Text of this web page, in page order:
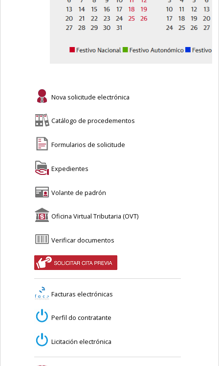
Nova solicitude electrónica
Catálogo de procedementos
Formularios de solicitude
Expedientes
Volante de padrón
Oficina Virtual Tributaria (OVT)
Verificar documentos
Facturas electrónicas
Perfil do contratante
Licitación electrónica